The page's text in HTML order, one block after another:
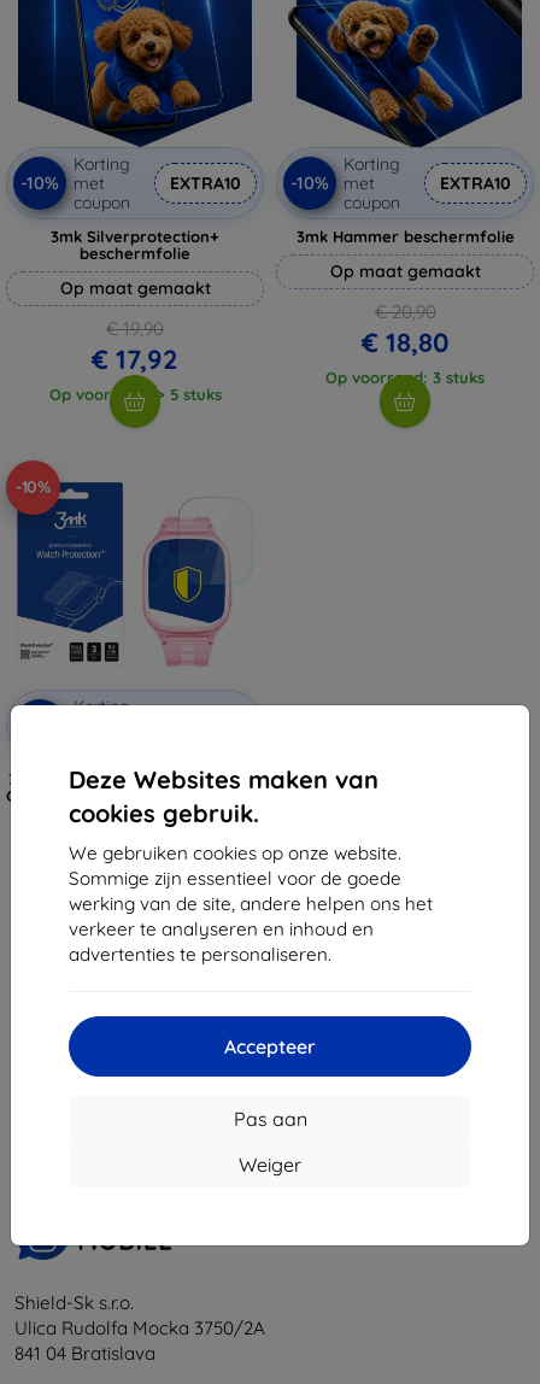
Deze Websites maken van
cookies gebruik.
We gebruiken cookies op onze website.
Sommige zijn essentieel voor de goede
werking van de site, andere helpen ons het
verkeer te analyseren en inhoud en
advertenties te personaliseren.
Accepteer
Pas aan
Weiger
-10%
Korting
met
coupon
EXTRA10
3mk Silverprotection+
beschermfolie
Op maat gemaakt
€ 19,90
€ 17,92
Op voorraad: > 5 stuks
-10%
Korting
met
coupon
EXTRA10
3mk Hammer beschermfolie
Op maat gemaakt
€ 20,90
€ 18,80
Op voorraad: 3 stuks
-10%
Korting
3MK FlexibleGlass Watch Forever
GPS WIFI Kids Watch Me 2 KW-310
hybride glas
€ 10,71
Op voorraad: 4 stuks
Van totaal
Shield-Sk s.r.o.
Ulica Rudolfa Mocka 3750/2A
841 04 Bratislava